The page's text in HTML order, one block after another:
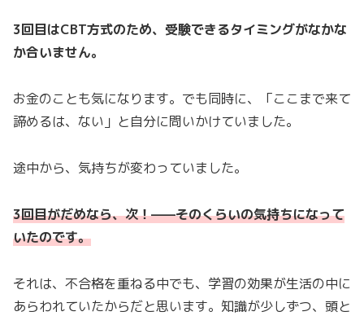
3回目はCBT方式のため、受験できるタイミングがなかな
か合いません。
お金のことも気になります。でも同時に、「ここまで来て
諦めるは、ない」と自分に問いかけていました。
途中から、気持ちが変わっていました。
3回目がだめなら、次！——そのくらいの気持ちになって
いたのです。
それは、不合格を重ねる中でも、学習の効果が生活の中に
あらわれていたからだと思います。知識が少しずつ、頭と